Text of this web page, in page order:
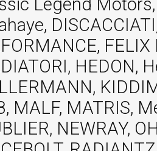
Legend
HEDON,
MALF, MATRIS,
NEWRAY,